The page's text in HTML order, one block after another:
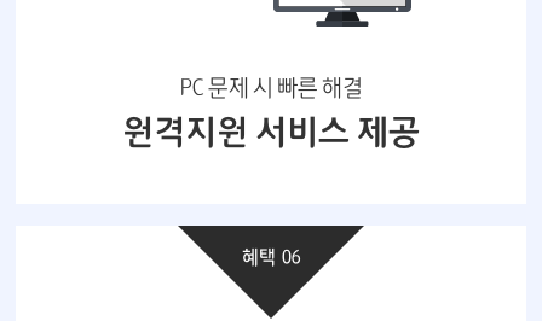
PC 문제 시 빠른 해결
원격지원 서비스 제공
혜택 06